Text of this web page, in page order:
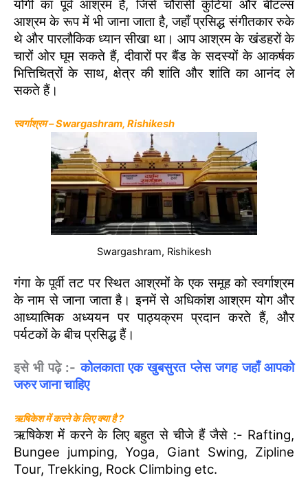
योगी का पूर्व आश्रम है, जिसे चौरासी कुटिया और बीटल्स
आश्रम के रूप में भी जाना जाता है, जहाँ प्रसिद्ध संगीतकार रुके
थे और पारलौकिक ध्यान सीखा था। आप आश्रम के खंडहरों के
चारों ओर घूम सकते हैं, दीवारों पर बैंड के सदस्यों के आकर्षक
भित्तिचित्रों के साथ, क्षेत्र की शांति और शांति का आनंद ले
सकते हैं।
स्वर्गाश्रम – Swargashram, Rishikesh
Swargashram, Rishikesh
गंगा के पूर्वी तट पर स्थित आश्रमों के एक समूह को स्वर्गाश्रम
के नाम से जाना जाता है। इनमें से अधिकांश आश्रम योग और
आध्यात्मिक अध्ययन पर पाठ्यक्रम प्रदान करते हैं, और
पर्यटकों के बीच प्रसिद्ध हैं।
इसे भी पढ़े :-कोलकाता एक खुबसुरत प्लेस जगह जहाँ आपको
जरुर जाना चाहिए
ऋषिकेश में करने के लिए क्या है ?
ऋषिकेश में करने के लिए बहुत से चीजे हैं जैसे :- Rafting,
Bungee jumping, Yoga, Giant Swing, Zipline
Tour, Trekking, Rock Climbing etc.